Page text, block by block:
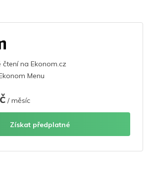
čtení na Ekonom.cz
Menu
/ měsíc
Získat předplatné